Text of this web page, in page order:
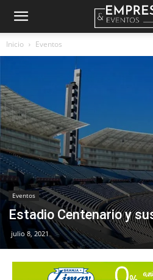
Empresas
Eventos
Inicio Eventos
Eventos
Estadio Centenario y
julio 8, 2021